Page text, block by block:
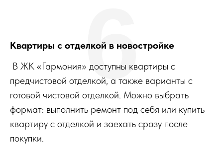
Квартиры с отделкой в новостройке
В ЖК «Гармония» доступны квартиры с
предчистовой отделкой, а также варианты с
готовой чистовой отделкой. Можно выбрать
формат: выполнить ремонт под себя или купить
квартиру с отделкой и заехать сразу после
покупки.
6